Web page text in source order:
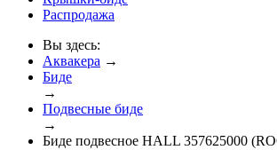
Распродажа
Вы здесь:
Аквакера →
Биде
→
Подвесные биде
→
Биде подвесное HALL 357625000